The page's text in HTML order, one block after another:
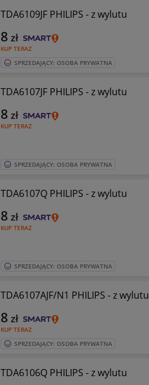
TDA6109JF PHILIPS - z wylutu
KUP TERAZ
8 zł
SPRZEDAJĄCY: OSOBA PRYWATNA
TDA6107JF PHILIPS - z wylutu
KUP TERAZ
8 zł
SPRZEDAJĄCY: OSOBA PRYWATNA
TDA6107Q PHILIPS - z wylutu
KUP TERAZ
8 zł
SPRZEDAJĄCY: OSOBA PRYWATNA
TDA6107AJF/N1 PHILIPS - z wylutu
KUP TERAZ
8 zł
SPRZEDAJĄCY: OSOBA PRYWATNA
TDA6106Q PHILIPS - z wylutu